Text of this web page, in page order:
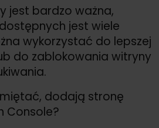
jest bardzo ważna,
jest wiele
wykorzystać do lepszej
do zablokowania witryny
dodają stronę
Console?